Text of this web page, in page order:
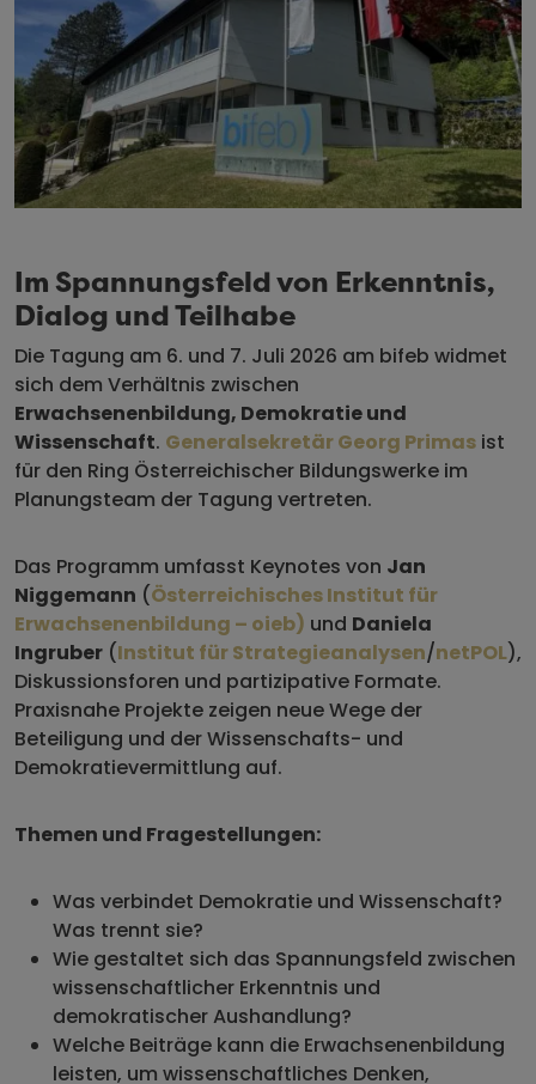
Im Spannungsfeld von Erkenntnis,
Dialog und Teilhabe
Die Tagung am 6. und 7. Juli 2026 am bifeb widmet
sich dem Verhältnis zwischen
Erwachsenenbildung, Demokratie und
Wissenschaft. Generalsekretär Georg Primas ist
für den Ring Österreichischer Bildungswerke im
Planungsteam der Tagung vertreten.
Das Programm umfasst Keynotes von Jan
Niggemann (Österreichisches Institut für
Erwachsenenbildung – oieb) und Daniela
Ingruber (Institut für Strategieanalysen/netPOL),
Diskussionsforen und partizipative Formate.
Praxisnahe Projekte zeigen neue Wege der
Beteiligung und der Wissenschafts- und
Demokratievermittlung auf.
Themen und Fragestellungen:
Was verbindet Demokratie und Wissenschaft?
Was trennt sie?
Wie gestaltet sich das Spannungsfeld zwischen
wissenschaftlicher Erkenntnis und
demokratischer Aushandlung?
Welche Beiträge kann die Erwachsenenbildung
leisten, um wissenschaftliches Denken,